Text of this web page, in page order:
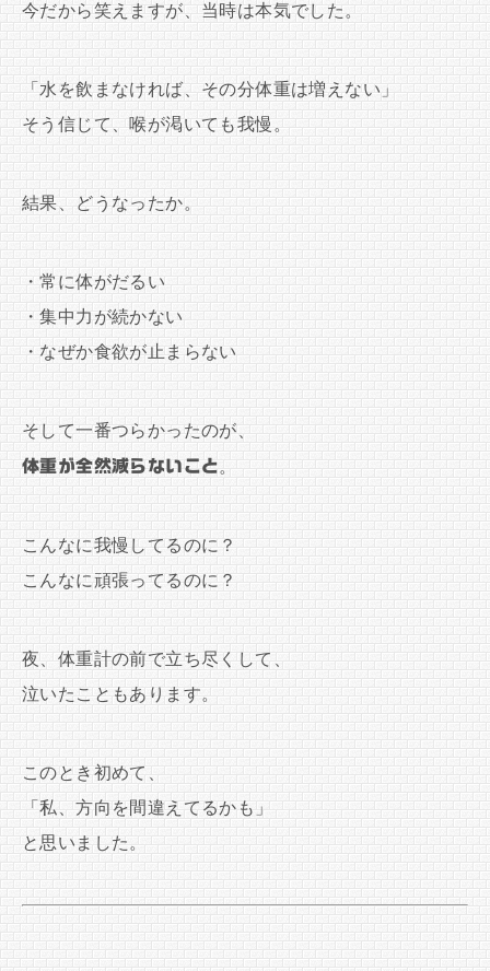
今だから笑えますが、当時は本気でした。
「水を飲まなければ、その分体重は増えない」
そう信じて、喉が渇いても我慢。
結果、どうなったか。
・常に体がだるい
・集中力が続かない
・なぜか食欲が止まらない
そして一番つらかったのが、
体重が全然減らないこと。
こんなに我慢してるのに？
こんなに頑張ってるのに？
夜、体重計の前で立ち尽くして、
泣いたこともあります。
このとき初めて、
「私、方向を間違えてるかも」
と思いました。